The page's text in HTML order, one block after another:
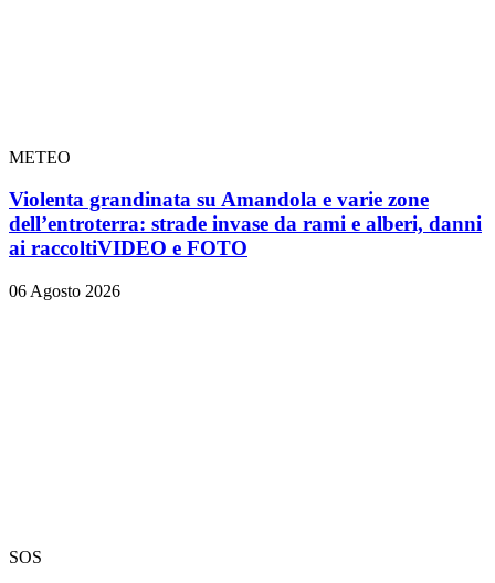
METEO
Violenta grandinata su Amandola e varie zone
dell’entroterra: strade invase da rami e alberi, danni
ai raccoltiVIDEO e FOTO
06 Agosto 2026
SOS